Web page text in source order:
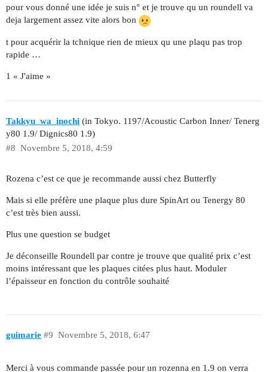
pour vous donné une idée je suis n° et je trouve qu un roundell va
deja largement assez vite alors bon
t pour acquérir la tchnique rien de mieux qu une plaqu pas trop
rapide …
1 « J'aime »
Takkyu_wa_inochi (in Tokyo. 1197/Acoustic Carbon Inner/ Tenerg
y80 1.9/ Dignics80 1.9)
Novembre 5, 2018, 4:59
#8
Rozena c’est ce que je recommande aussi chez Butterfly
Mais si elle préfère une plaque plus dure SpinArt ou Tenergy 80
c’est très bien aussi.
Plus une question se budget
Je déconseille Roundell par contre je trouve que qualité prix c’est
moins intéressant que les plaques citées plus haut. Moduler
l’épaisseur en fonction du contrôle souhaité
guimarie Novembre 5, 2018, 6:47
#9
Merci à vous commande passée pour un rozenna en 1.9 on verra